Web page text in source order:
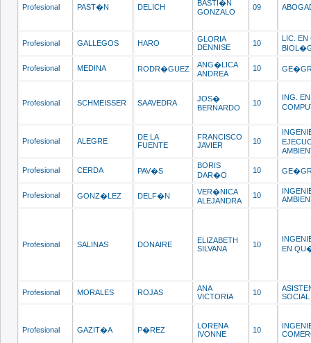
Profesional PAST�N DELICH
BASTI�N
GONZALO
09
Profesional GALLEGOS HARO
GLORIA
DENNISE
10
LIC. EN
Profesional MEDINA RODR�GUEZ
ANG�LICA
ANDREA
10
Profesional SCHMEISSER SAAVEDRA
JOS�
BERNARDO
10
ING. EN
Profesional ALEGRE
DE LA
FUENTE
FRANCISCO
JAVIER
10
Profesional CERDA PAV�S
BORIS
DAR�O
10
Profesional GONZ�LEZ DELF�N
VER�NICA
ALEJANDRA
10
Profesional SALINAS DONAIRE
ELIZABETH
SILVANA
10
EN
Profesional MORALES ROJAS
ANA
VICTORIA
10
SOCIAL
Profesional GAZIT�A P�REZ
LORENA
IVONNE
10